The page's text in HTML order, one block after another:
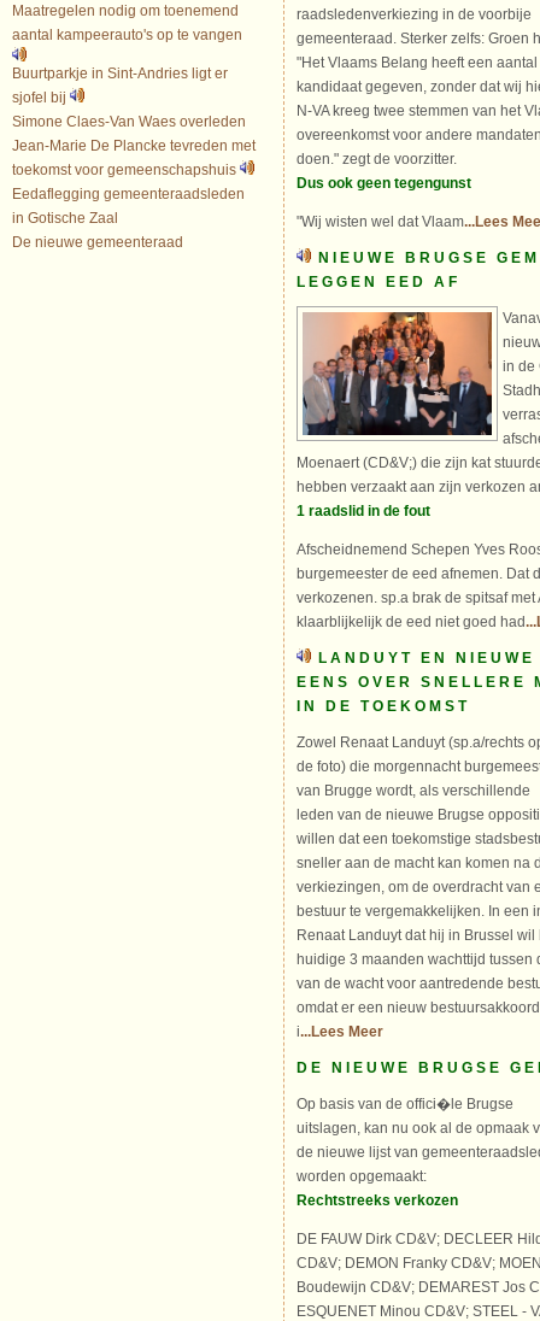
Maatregelen nodig om toenemend
aantal kampeerauto's op te vangen
Buurtparkje in Sint-Andries ligt er
sjofel bij
Simone Claes-Van Waes overleden
Jean-Marie De Plancke tevreden met
toekomst voor gemeenschapshuis
Eedaflegging gemeenteraadsleden
in Gotische Zaal
De nieuwe gemeenteraad
raadsledenverkiezing in de voorbije
gemeenteraad. Sterker zelfs: Groen
"Het Vlaams Belang heeft een
kandidaat gegeven, zonder dat wij
N-VA kreeg twee stemmen van het
overeenkomst voor andere
doen." zegt de voorzitter.
Dus ook geen tegengunst
"Wij wisten wel dat Vlaam...Lees
NIEUWE BRUGSE
LEGGEN EED AF
in de
Moenaert (CD&V;) die zijn kat
hebben verzaakt aan zijn verkozen
1 raadslid in de fout
Afscheidnemend Schepen Yves
burgemeester de eed afnemen. Dat
verkozenen. sp.a brak de spitsaf
klaarblijkelijk de eed niet goed had
LANDUYT EN NIEUWE
EENS OVER SNELLERE
IN DE TOEKOMST
Zowel Renaat Landuyt (sp.a/rechts
de foto) die morgennacht
van Brugge wordt, als verschillende
leden van de nieuwe Brugse
willen dat een toekomstige
sneller aan de macht kan komen na
verkiezingen, om de overdracht van
bestuur te vergemakkelijken. In een
Renaat Landuyt dat hij in Brussel
huidige 3 maanden wachttijd
van de wacht voor aantredende
omdat er een nieuw
i...Lees Meer
DE NIEUWE BRUGSE
Op basis van de offici�le Brugse
uitslagen, kan nu ook al de opmaak
de nieuwe lijst van
worden opgemaakt:
Rechtstreeks verkozen
DE FAUW Dirk CD&V; DECLEER
CD&V; DEMON Franky CD&V;
Boudewijn CD&V; DEMAREST Jos
ESQUENET Minou CD&V; STEEL -